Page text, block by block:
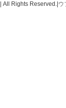
| All Rights Reserved.| ウ